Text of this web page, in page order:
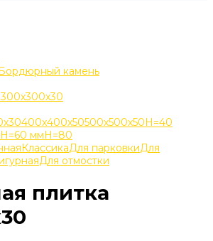
камень
400х400х50500х500х50H=40
H=60 ммH=80
КлассикаДля парковкиДля
Для отмостки
плитка